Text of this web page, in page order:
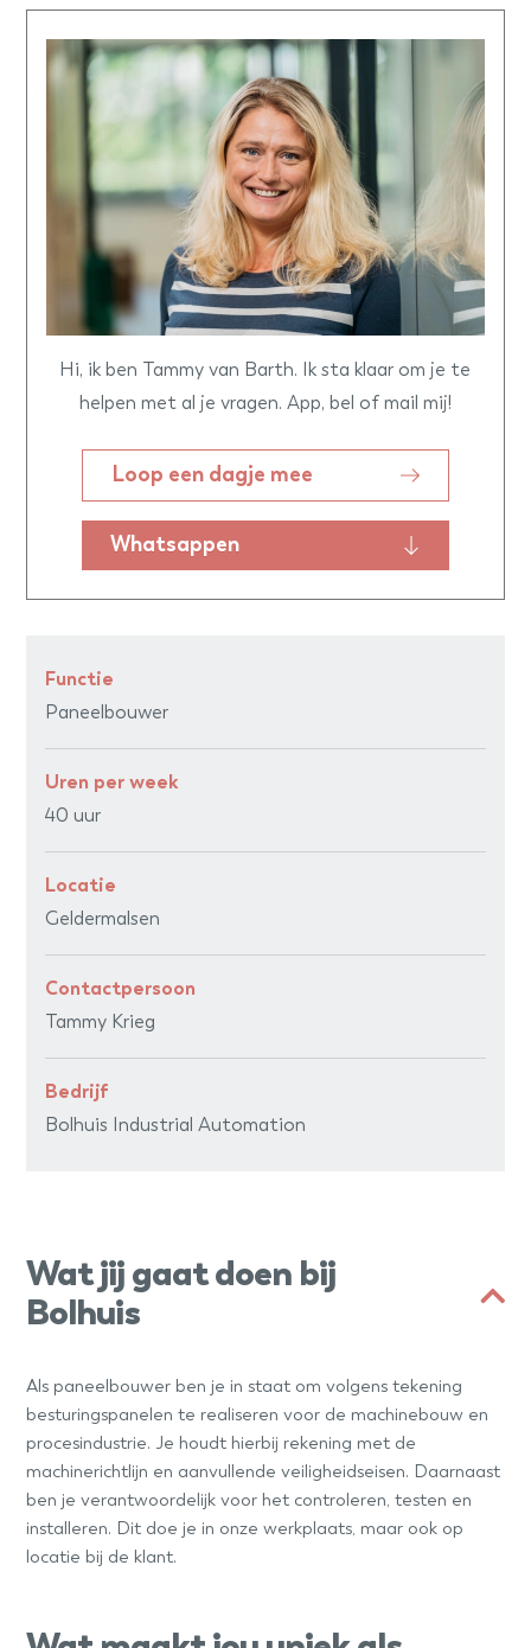
Hi, ik ben Tammy van Barth. Ik sta klaar om je te
helpen met al je vragen. App, bel of mail mij!
Loop een dagje mee
Whatsappen
Functie
Paneelbouwer
Uren per week
40 uur
Locatie
Geldermalsen
Contactpersoon
Tammy Krieg
Bedrijf
Bolhuis Industrial Automation
Wat jij gaat doen bij
Bolhuis
Als paneelbouwer ben je in staat om volgens tekening
besturingspanelen te realiseren voor de machinebouw en
procesindustrie. Je houdt hierbij rekening met de
machinerichtlijn en aanvullende veiligheidseisen. Daarnaast
ben je verantwoordelijk voor het controleren, testen en
installeren. Dit doe je in onze werkplaats, maar ook op
locatie bij de klant.